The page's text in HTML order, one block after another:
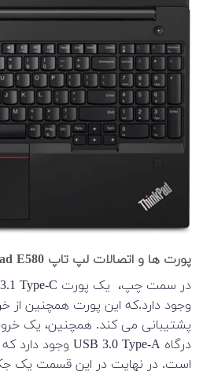
پورت ها و اتصالات لپ تاپ Lenovo Thinkpad E580